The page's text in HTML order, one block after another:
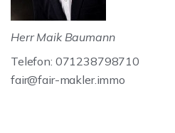
Herr Maik Baumann
Telefon: 071238798710
fair@fair-makler.immo